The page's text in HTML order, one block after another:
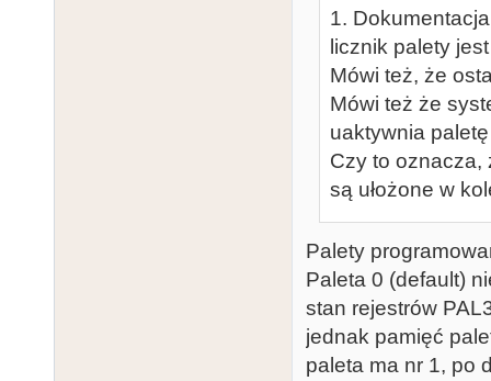
1.
licznik palety
Mówi też, że
Mówi też że
uaktywnia
Czy to oznacza,
są ułożone w
Palety
Paleta 0 (default)
stan rejestrów
jednak pamięć
paleta ma nr 1, po